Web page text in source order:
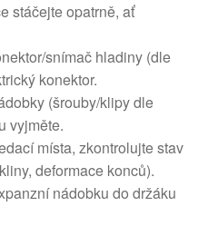
stáčejte opatrně, ať
snímač hladiny (dle
konektor.
(šrouby/klipy dle
vyjměte.
místa, zkontrolujte stav
deformace konců).
nádobku do držáku